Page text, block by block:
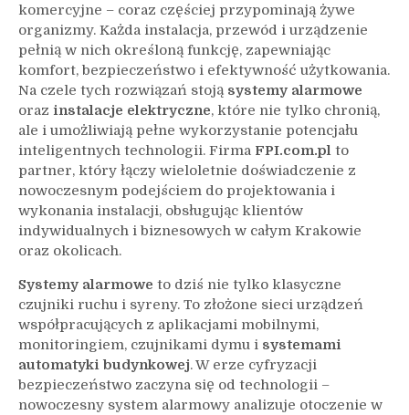
komercyjne – coraz częściej przypominają żywe
organizmy. Każda instalacja, przewód i urządzenie
pełnią w nich określoną funkcję, zapewniając
komfort, bezpieczeństwo i efektywność użytkowania.
Na czele tych rozwiązań stoją systemy alarmowe
oraz instalacje elektryczne, które nie tylko chronią,
ale i umożliwiają pełne wykorzystanie potencjału
inteligentnych technologii. Firma FPI.com.pl to
partner, który łączy wieloletnie doświadczenie z
nowoczesnym podejściem do projektowania i
wykonania instalacji, obsługując klientów
indywidualnych i biznesowych w całym Krakowie
oraz okolicach.
Systemy alarmowe to dziś nie tylko klasyczne
czujniki ruchu i syreny. To złożone sieci urządzeń
współpracujących z aplikacjami mobilnymi,
monitoringiem, czujnikami dymu i systemami
automatyki budynkowej. W erze cyfryzacji
bezpieczeństwo zaczyna się od technologii –
nowoczesny system alarmowy analizuje otoczenie w